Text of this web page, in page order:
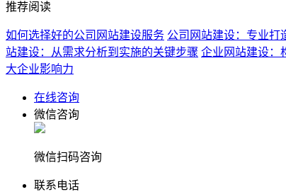
推荐阅读
如何选择好的公司网站建设服务 公司网站建设：专业打
站建设：从需求分析到实施的关键步骤 企业网站建设：
大企业影响力
在线咨询
微信咨询
微信扫码咨询
联系电话